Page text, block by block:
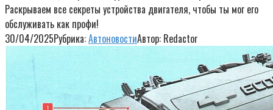
Раскрываем все секреты устройства двигателя, чтобы ты мог его
обслуживать как профи!
30/04/2025Рубрика:АвтоновостиАвтор: Redactor